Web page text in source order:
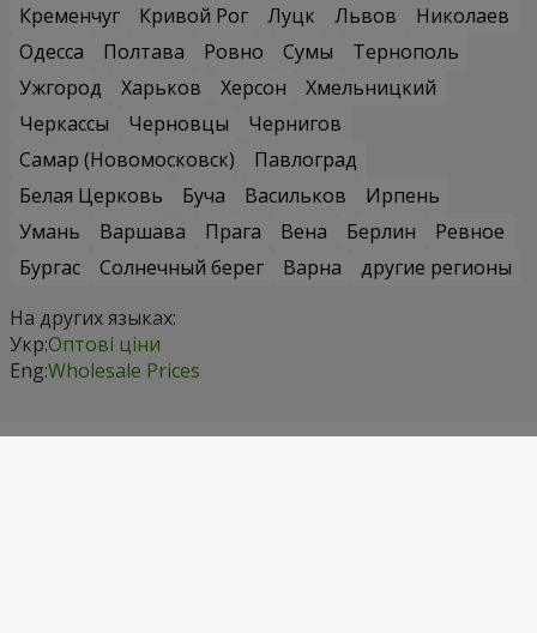
Кременчуг
Кривой Рог Луцк Львов
Николаев
Одесса
Полтава Ровно Сумы
Тернополь
Ужгород
Харьков Херсон
Хмельницкий
Черкассы
Черновцы
Чернигов
Самар (Новомосковск)
Павлоград
Белая Церковь
Буча Васильков
Ирпень
Умань
Варшава Прага Вена Берлин
Ревное
Бургас
Солнечный берег Варна
другие регионы
На других языках:
Укр:Оптові ціни
Eng:Wholesale Prices